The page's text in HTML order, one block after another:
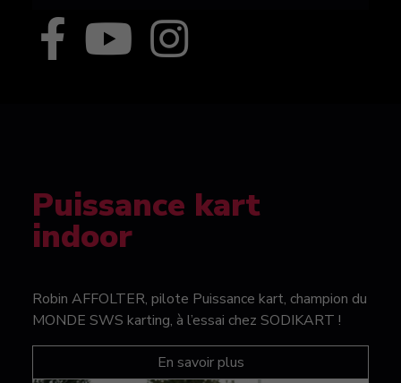
Puissance kart
indoor
Robin AFFOLTER, pilote Puissance kart, champion du
MONDE SWS karting, à l’essai chez SODIKART !
En savoir plus